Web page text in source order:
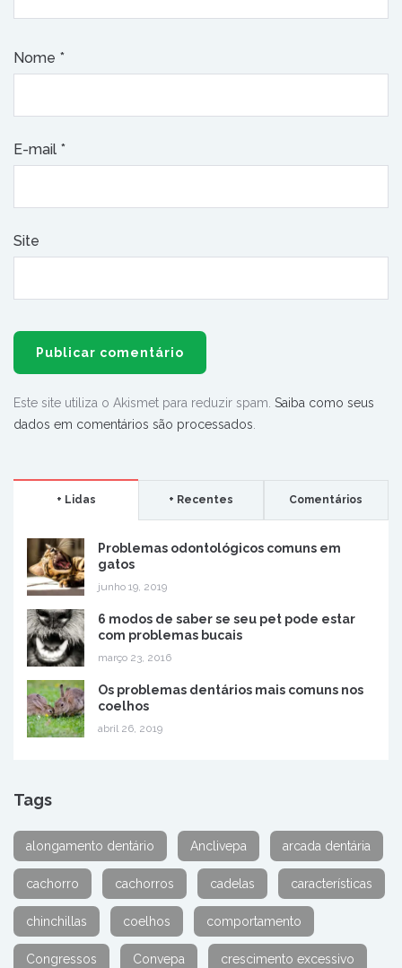
Nome *
E-mail *
Site
Este site utiliza o Akismet para reduzir spam. Saiba como seus
dados em comentários são processados.
+ Lidas + Recentes Comentários
Problemas odontológicos comuns em
gatos
junho 19, 2019
6 modos de saber se seu pet pode estar
com problemas bucais
março 23, 2016
Os problemas dentários mais comuns nos
coelhos
abril 26, 2019
Tags
alongamento dentário Anclivepa arcada dentária
cachorro cachorros cadelas características
chinchillas coelhos comportamento
Congressos Convepa crescimento excessivo